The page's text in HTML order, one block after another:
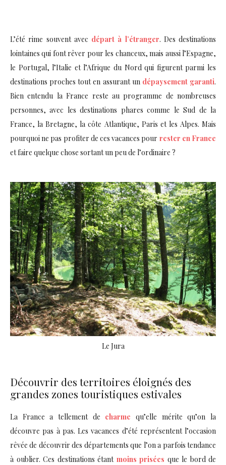
L’été rime souvent avec départ à l’étranger. Des destinations
lointaines qui font rêver pour les chanceux, mais aussi l’Espagne,
le Portugal, l’Italie et l’Afrique du Nord qui figurent parmi les
destinations proches tout en assurant un dépaysement garanti.
Bien entendu la France reste au programme de nombreuses
personnes, avec les destinations phares comme le Sud de la
France, la Bretagne, la côte Atlantique, Paris et les Alpes. Mais
pourquoi ne pas profiter de ces vacances pour rester en France
et faire quelque chose sortant un peu de l’ordinaire ?
Le Jura
Découvrir des territoires éloignés des
grandes zones touristiques estivales
La France a tellement de charme qu’elle mérite qu’on la
découvre pas à pas. Les vacances d’été représentent l’occasion
rêvée de découvrir des départements que l’on a parfois tendance
à oublier. Ces destinations étant moins prisées que le bord de